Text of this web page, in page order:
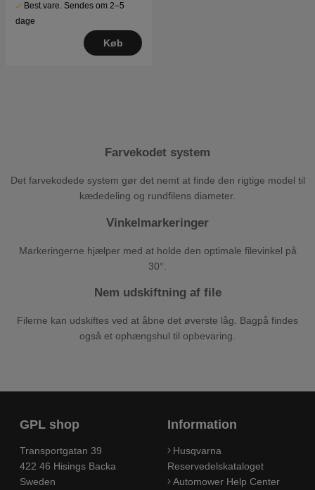
Best.vare. Sendes om 2–5
dage
Køb
Farvekodet system
Det farvekodede system gør det nemt at finde den rigtige model til
kædedeling og rundfilens diameter.
Vinkelmarkeringer
Markeringerne hjælper med at holde den optimale filevinkel på
30°.
Nem udskiftning af file
Filerne kan udskiftes ved at åbne det øverste låg. Bagpå findes
også et ophængshul til opbevaring.
GPL shop
Transportgatan 39
422 46 Hisings Backa
Sweden
Information
Husqvarna
Reservedelskataloget
Automower Help Center